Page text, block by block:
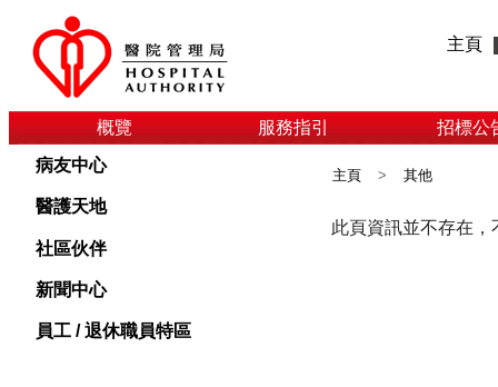
主頁
概覽 服務指引 招標公
病友中心
醫護天地
社區伙伴
新聞中心
員工 / 退休職員特區
主頁 > 其他